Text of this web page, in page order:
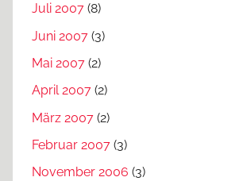
Juli 2007 (8)
Juni 2007 (3)
Mai 2007 (2)
April 2007 (2)
März 2007 (2)
Februar 2007 (3)
November 2006 (3)